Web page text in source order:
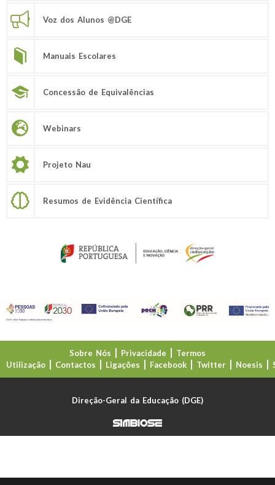
Voz dos Alunos @DGE
Manuais Escolares
Concessão de Equivalências
Webinars
Projeto Nau
Resumos de Evidência Científica
Sobre Nós Privacidade
Termos
Utilização
Contactos Ligações Facebook Twitter Noesis
Direção-Geral da Educação (DGE)